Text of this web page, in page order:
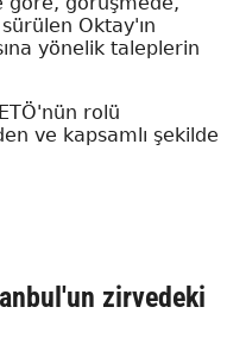
Oktay'ın
yönelik taleplerin
rolü
ve kapsamlı şekilde
zirvedeki